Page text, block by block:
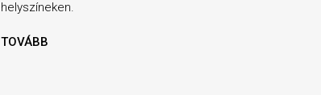
helyszíneken.
TOVÁBB